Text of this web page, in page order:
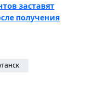
заставят
получения